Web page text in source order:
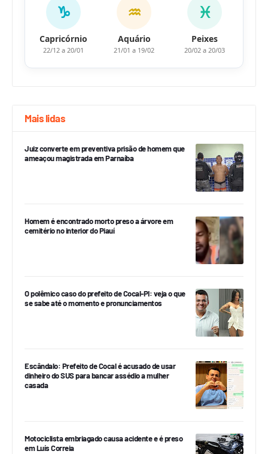
♑
Capricórnio
22/12 a 20/01
♒
Aquário
21/01 a 19/02
♓
Peixes
20/02 a 20/03
Mais lidas
Juiz converte em preventiva prisão de homem que
ameaçou magistrada em Parnaíba
Homem é encontrado morto preso a árvore em
cemitério no interior do Piauí
O polêmico caso do prefeito de Cocal-PI: veja o que
se sabe até o momento e pronunciamentos
Escândalo: Prefeito de Cocal é acusado de usar
dinheiro do SUS para bancar assédio a mulher
casada
Motociclista embriagado causa acidente e é preso
em Luís Correia